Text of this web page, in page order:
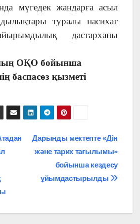
мүгедек жандарға асыл
туралы насихат
дастарханы
ОҚО бойынша
баспасөз қызметі
Дарынды мектепте «Дін
және тарих тағылымы»
бойынша кездесу
ұйымдастырылды